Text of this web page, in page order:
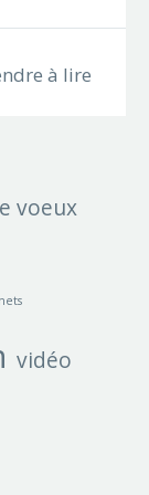
à lire
voeux
vidéo